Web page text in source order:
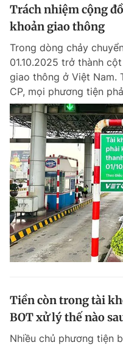
Trách nhiệm cộng
khoản giao thông
Trong dòng chảy
01.10.2025 trở thành
giao thông ở Việt Nam.
CP, mọi phương tiện
Tiền còn trong tài
BOT xử lý thế nào
Nhiều chủ phương tiện